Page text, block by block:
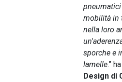
mobilità in
nella loro
sporche e
lamelle.”
Design di